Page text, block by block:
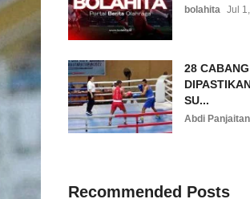
bolahita Jul
28
SU...
Abdi Panjaitan
Recommended Posts